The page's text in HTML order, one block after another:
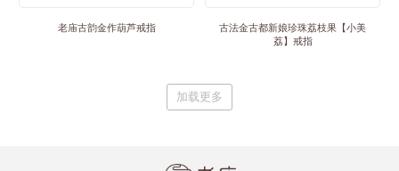
老庙古韵金作葫芦戒指
古法金古都新娘珍珠荔枝果【小美
荔】戒指
加载更多